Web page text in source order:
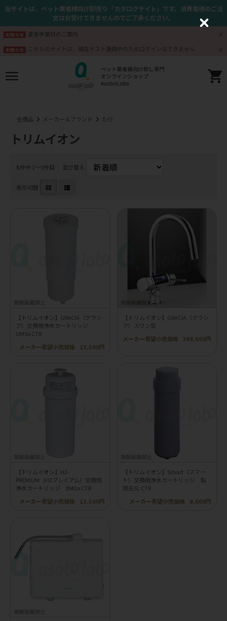
当サイトは、ペット業者様向け卸売り「カタログサイト」です。消費者様のご注
文はお受けできませんのでご了承ください。
お知らせ 夏季休業日のご案内
お知らせ こちらのサイトは、現在テスト運用中のためログインはできません
全商品 メーカー＆ブランド た行
トリムイオン
5件中 1〜5件目 並び替え
表示切替
【トリムイオン】GRACIA（グラシ
ア）交換用浄水カートリッジ
UMSα CTR
メーカー希望小売価格
13,500円
【トリムイオン】GRACIA（グラシ
ア）スワン型
メーカー希望小売価格
398,000円
【トリムイオン】H2-
PREMIUM（H2プレミアム）交換用
浄水カートリッジ BM2α CTR
メーカー希望小売価格
13,500円
【トリムイオン】Smart（スマー
ト）交換用浄水カートリッジ 鉛
除去SL CTR
メーカー希望小売価格
8,000円
C